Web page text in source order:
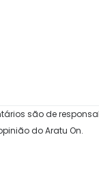
são de
do Aratu On.